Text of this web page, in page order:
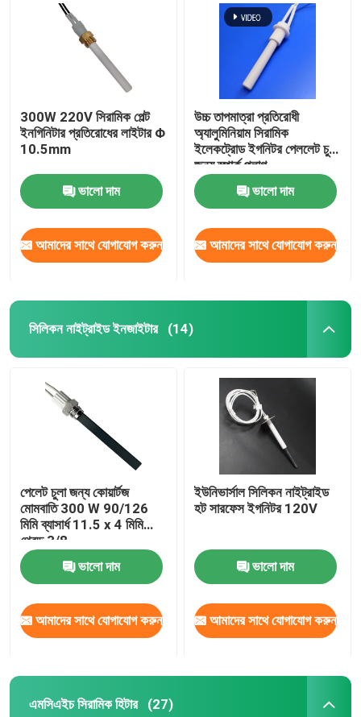
300W 220V সিরামিক পেল্ট
ইনগিনিটার প্রতিরোধের লাইটার Φ
10.5mm
ভালো দাম
আমাদের সাথে যোগাযোগ করুন
উচ্চ তাপমাত্রা প্রতিরোধী
অ্যালুমিনিয়াম সিরামিক
ইলেকট্রোড ইগনিটর পেললেট চুলা
জন্য স্পার্ক প্লাগ
ভালো দাম
আমাদের সাথে যোগাযোগ করুন
সিলিকন নাইট্রাইড ইনজাইটার (14)
পেলেট চুলা জন্য কোয়ার্টজ
মোমবাতি 300 W 90/126
মিমি ব্যাসার্ধ 11.5 x 4 মিমি
থ্রেড 3/8
ভালো দাম
আমাদের সাথে যোগাযোগ করুন
ইউনিভার্সাল সিলিকন নাইট্রাইড
হট সারফেস ইগনিটর 120V
ভালো দাম
আমাদের সাথে যোগাযোগ করুন
এমসিএইচ সিরামিক হিটার (27)